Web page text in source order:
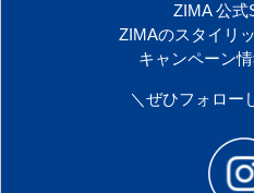
ZIMA 公式
ZIMAのスタイリ
キャンペーン
＼ぜひフォロー